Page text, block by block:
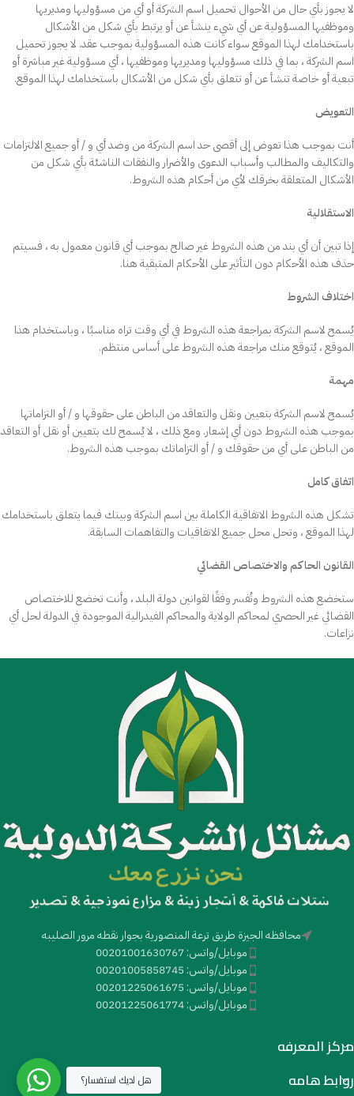
لا يجوز بأي حال من الأحوال تحميل اسم الشركة أو أي من مسؤوليها ومديريها
وموظفيها المسؤولية عن أي شيء ينشأ عن أو يرتبط بأي شكل من الأشكال
باستخدامك لهذا الموقع سواء كانت هذه المسؤولية بموجب عقد. لا يجوز تحميل
اسم الشركة ، بما في ذلك مسؤوليها ومديريها وموظفيها ، أي مسؤولية غير مباشرة أو
تبعية أو خاصة تنشأ عن أو تتعلق بأي شكل من الأشكال باستخدامك لهذا الموقع.
التعويض
أنت بموجب هذا تعوض إلى أقصى حد اسم الشركة من وضد أي و / أو جميع الالتزامات
والتكاليف والمطالب وأسباب الدعوى والأضرار والنفقات الناشئة بأي شكل من
الأشكال المتعلقة بخرقك لأي من أحكام هذه الشروط.
الاستقلالية
إذا تبين أن أي بند من هذه الشروط غير صالح بموجب أي قانون معمول به ، فسيتم
حذف هذه الأحكام دون التأثير على الأحكام المتبقية هنا.
اختلاف الشروط
يُسمح لاسم الشركة بمراجعة هذه الشروط في أي وقت تراه مناسبًا ، وباستخدام هذا
الموقع ، يُتوقع منك مراجعة هذه الشروط على أساس منتظم.
مهمة
يُسمح لاسم الشركة بتعيين ونقل والتعاقد من الباطن على حقوقها و / أو التزاماتها
بموجب هذه الشروط دون أي إشعار. ومع ذلك ، لا يُسمح لك بتعيين أو نقل أو التعاقد
من الباطن على أي من حقوقك و / أو التزاماتك بموجب هذه الشروط.
اتفاق كامل
تشكل هذه الشروط الاتفاقية الكاملة بين اسم الشركة وبينك فيما يتعلق باستخدامك
لهذا الموقع ، وتحل محل جميع الاتفاقيات والتفاهمات السابقة.
القانون الحاكم والاختصاص القضائي
ستخضع هذه الشروط وتُفسر وفقًا لقوانين دولة البلد ، وأنت تخضع للاختصاص
القضائي غير الحصري لمحاكم الولاية والمحاكم الفيدرالية الموجودة في الدولة لحل أي
نزاعات.
محافظه الجيزة طريق ترعة المنصورية بجوار نقطه مرور الصليبه
موبايل/واتس: 00201001630767
موبايل/واتس: 00201005858745
موبايل/واتس: 00201225061675
موبايل/واتس: 00201225061774
مركز المعرفه
روابط هامه
هل لديك استفسار؟